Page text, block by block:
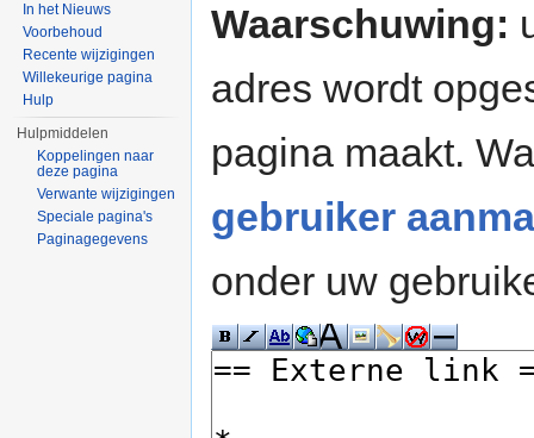
Waarschuwing:
adres wordt
pagina maakt.
gebruiker
onder uw
In het Nieuws
Voorbehoud
Recente wijzigingen
Willekeurige pagina
Hulp
Hulpmiddelen
Koppelingen naar
deze pagina
Verwante wijzigingen
Speciale pagina's
Paginagegevens